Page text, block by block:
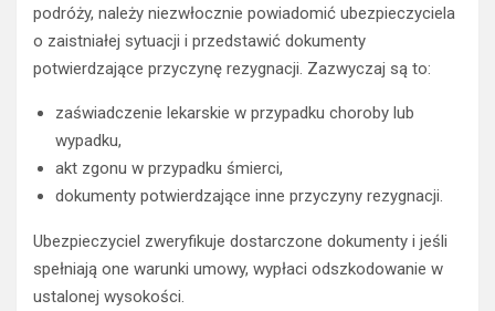
podróży, należy niezwłocznie powiadomić ubezpieczyciela
o zaistniałej sytuacji i przedstawić dokumenty
potwierdzające przyczynę rezygnacji. Zazwyczaj są to:
zaświadczenie lekarskie w przypadku choroby lub
wypadku,
akt zgonu w przypadku śmierci,
dokumenty potwierdzające inne przyczyny rezygnacji.
Ubezpieczyciel zweryfikuje dostarczone dokumenty i jeśli
spełniają one warunki umowy, wypłaci odszkodowanie w
ustalonej wysokości.